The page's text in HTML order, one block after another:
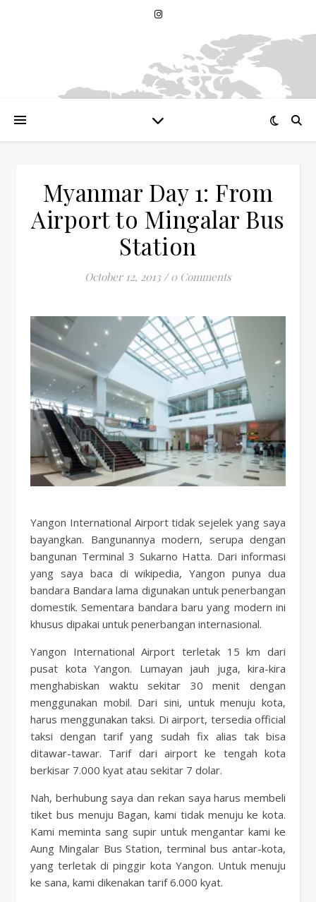
Myanmar Day 1: From
Airport to Mingalar Bus
Station
October 12, 2013 / 0 Comments
Yangon International Airport tidak sejelek yang saya
bayangkan. Bangunannya modern, serupa dengan
bangunan Terminal 3 Sukarno Hatta. Dari informasi
yang saya baca di wikipedia, Yangon punya dua
bandara Bandara lama digunakan untuk penerbangan
domestik. Sementara bandara baru yang modern ini
khusus dipakai untuk penerbangan internasional.
Yangon International Airport terletak 15 km dari
pusat kota Yangon. Lumayan jauh juga, kira-kira
menghabiskan waktu sekitar 30 menit dengan
menggunakan mobil. Dari sini, untuk menuju kota,
harus menggunakan taksi. Di airport, tersedia official
taksi dengan tarif yang sudah fix alias tak bisa
ditawar-tawar. Tarif dari airport ke tengah kota
berkisar 7.000 kyat atau sekitar 7 dolar.
Nah, berhubung saya dan rekan saya harus membeli
tiket bus menuju Bagan, kami tidak menuju ke kota.
Kami meminta sang supir untuk mengantar kami ke
Aung Mingalar Bus Station, terminal bus antar-kota,
yang terletak di pinggir kota Yangon. Untuk menuju
ke sana, kami dikenakan tarif 6.000 kyat.